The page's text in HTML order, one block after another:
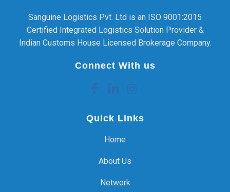
Sanguine Logistics Pvt. Ltd is an ISO 9001:2015
Certified Integrated Logistics Solution Provider &
Indian Customs House Licensed Brokerage Company.
Connect With us
Quick Links
Home
About Us
Network